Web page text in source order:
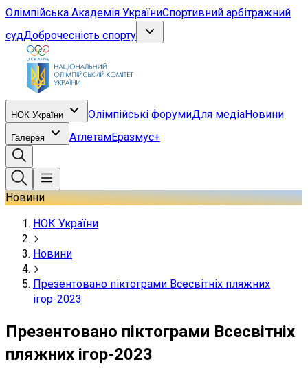
Олімпійська Академія УкраїниСпортивний арбітражний
судДоброчесність спорту
НОК України Олімпійські форумиДля медіаНовини
Галерея АтлетамЕразмус+
Новини
НОК України
Новини
Презентовано піктограми Всесвітніх пляжних
ігор-2023
Презентовано піктограми Всесвітніх
пляжних ігор-2023